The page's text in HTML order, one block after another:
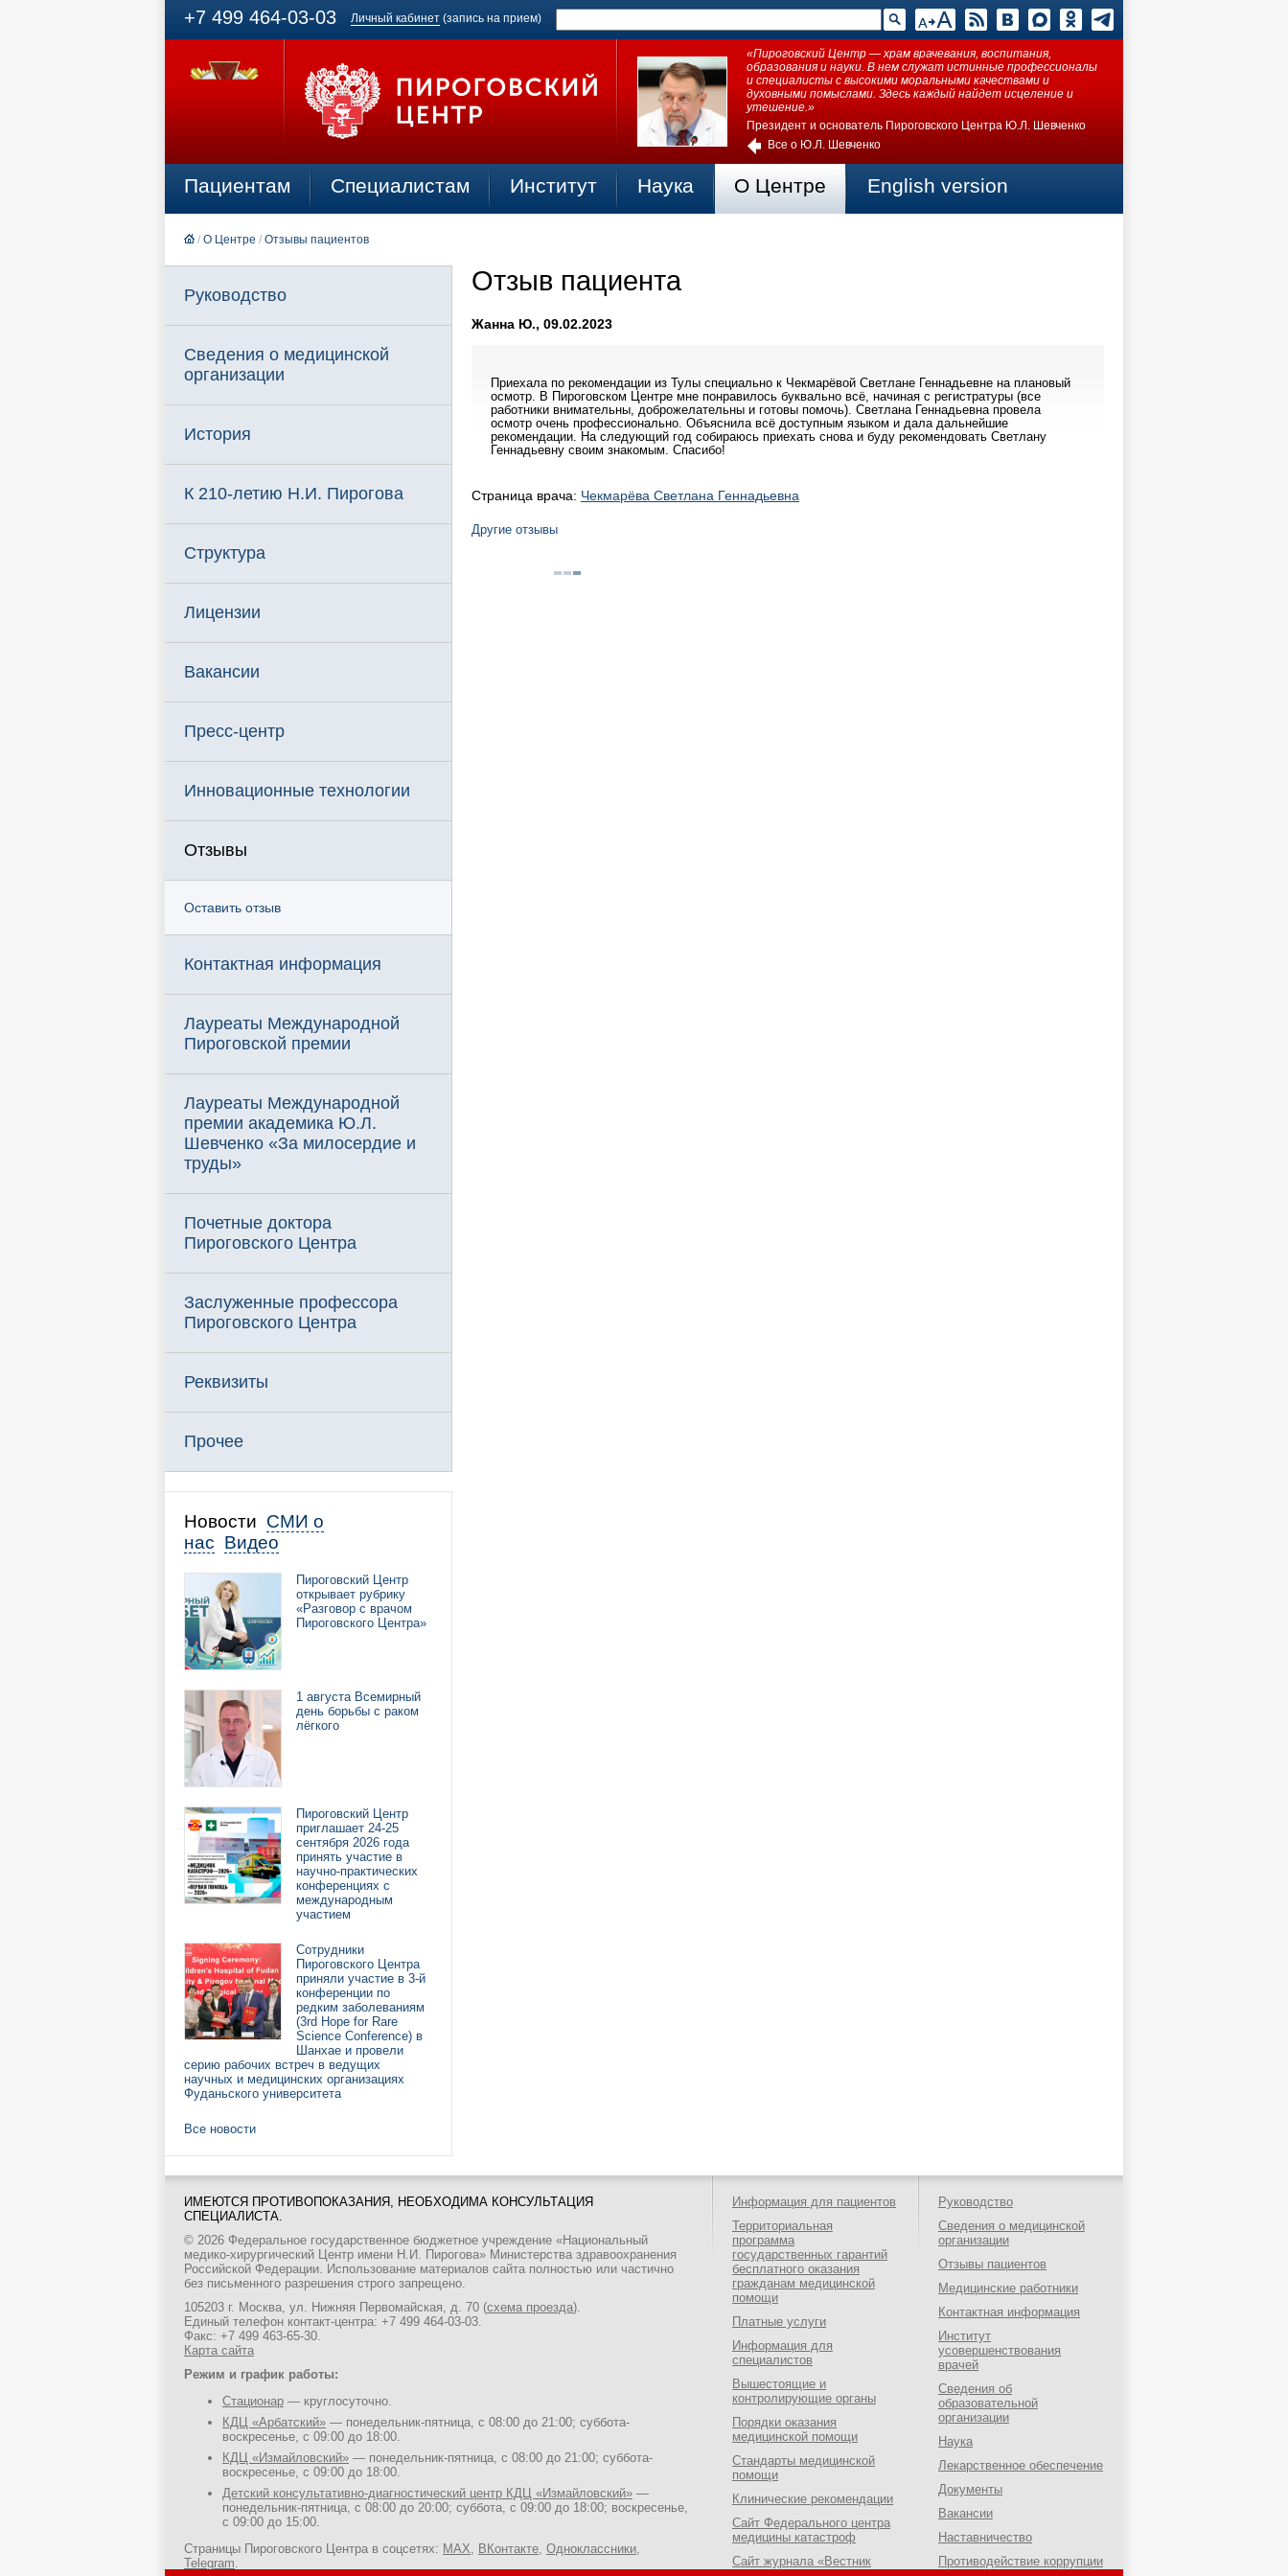
+7 499 464-03-03 Личный кабинет (запись на прием)
«Пироговский Центр — храм врачевания, воспитания,
образования и науки. В нем служат истинные профессионалы
и специалисты с высокими моральными качествами и
духовными помыслами. Здесь каждый найдет исцеление и
утешение.»
Президент и основатель Пироговского Центра Ю.Л. Шевченко
Все о Ю.Л. Шевченко
Пациентам Специалистам Институт Наука О Центре English version
/ О Центре / Отзывы пациентов
Руководство
Сведения о медицинской
организации
История
К 210-летию Н.И. Пирогова
Структура
Лицензии
Вакансии
Пресс-центр
Инновационные технологии
Отзывы
Оставить отзыв
Контактная информация
Лауреаты Международной
Пироговской премии
Лауреаты Международной
премии академика Ю.Л.
Шевченко «За милосердие и
труды»
Почетные доктора
Пироговского Центра
Заслуженные профессора
Пироговского Центра
Реквизиты
Прочее
Новости СМИ о
нас Видео
Пироговский Центр
открывает рубрику
«Разговор с врачом
Пироговского Центра»
1 августа Всемирный
день борьбы с раком
лёгкого
Пироговский Центр
приглашает 24-25
сентября 2026 года
принять участие в
научно-практических
конференциях с
международным
участием
Сотрудники
Пироговского Центра
приняли участие в 3-й
конференции по
редким заболеваниям
(3rd Hope for Rare
Science Conference) в
Шанхае и провели
серию рабочих встреч в ведущих
научных и медицинских организациях
Фуданьского университета
Все новости
Отзыв пациента
Жанна Ю., 09.02.2023
Приехала по рекомендации из Тулы специально к Чекмарёвой Светлане Геннадьевне на плановый
осмотр. В Пироговском Центре мне понравилось буквально всё, начиная с регистратуры (все
работники внимательны, доброжелательны и готовы помочь). Светлана Геннадьевна провела
осмотр очень профессионально. Объяснила всё доступным языком и дала дальнейшие
рекомендации. На следующий год собираюсь приехать снова и буду рекомендовать Светлану
Геннадьевну своим знакомым. Спасибо!
Страница врача: Чекмарёва Светлана Геннадьевна
Другие отзывы
ИМЕЮТСЯ ПРОТИВОПОКАЗАНИЯ, НЕОБХОДИМА КОНСУЛЬТАЦИЯ
СПЕЦИАЛИСТА.
© 2026 Федеральное государственное бюджетное учреждение «Национальный
медико-хирургический Центр имени Н.И. Пирогова» Министерства здравоохранения
Российской Федерации. Использование материалов сайта полностью или частично
без письменного разрешения строго запрещено.
105203 г. Москва, ул. Нижняя Первомайская, д. 70 (схема проезда).
Единый телефон контакт-центра: +7 499 464-03-03.
Факс: +7 499 463-65-30.
Карта сайта
Режим и график работы:
Стационар — круглосуточно.
КДЦ «Арбатский» — понедельник-пятница, с 08:00 до 21:00; суббота-
воскресенье, с 09:00 до 18:00.
КДЦ «Измайловский» — понедельник-пятница, с 08:00 до 21:00; суббота-
воскресенье, с 09:00 до 18:00.
Детский консультативно-диагностический центр КДЦ «Измайловский» —
понедельник-пятница, с 08:00 до 20:00; суббота, с 09:00 до 18:00; воскресенье,
с 09:00 до 15:00.
Страницы Пироговского Центра в соцсетях: MAX ВКонтакте Одноклассники
Telegram
Информация для пациентов
Территориальная
программа
государственных гарантий
бесплатного оказания
гражданам медицинской
помощи
Платные услуги
Информация для
специалистов
Вышестоящие и
контролирующие органы
Порядки оказания
медицинской помощи
Стандарты медицинской
помощи
Клинические рекомендации
Сайт Федерального центра
медицины катастроф
Сайт журнала «Вестник
Руководство
Сведения о медицинской
организации
Отзывы пациентов
Медицинские работники
Контактная информация
Институт
усовершенствования
врачей
Сведения об
образовательной
организации
Наука
Лекарственное обеспечение
Документы
Вакансии
Наставничество
Противодействие коррупции